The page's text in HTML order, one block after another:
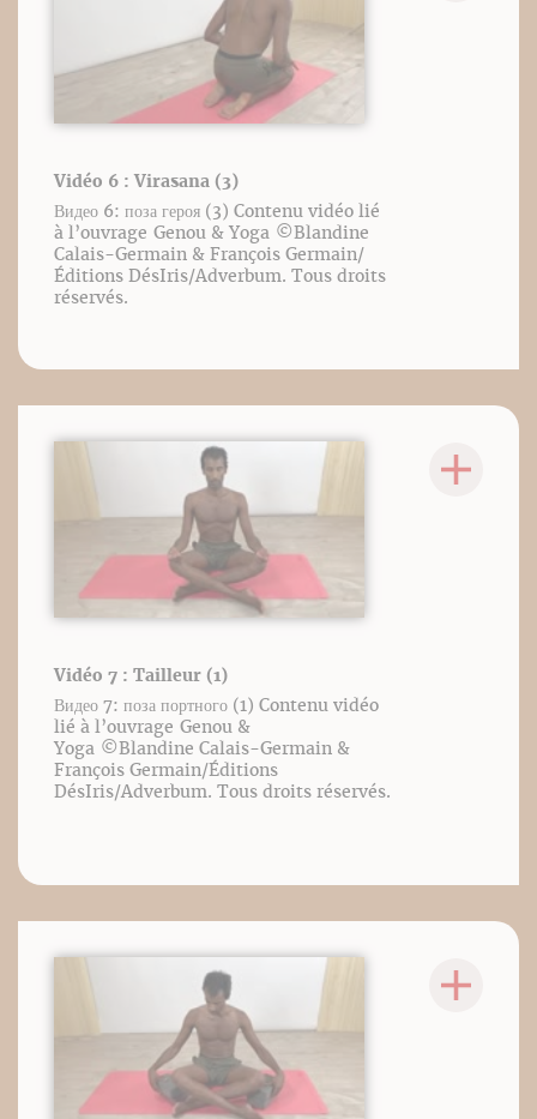
Vidéo 6 : Virasana (3)
Видео 6: поза героя (3) Contenu vidéo lié
à l’ouvrage Genou & Yoga ©️Blandine
Calais-Germain & François Germain/
Éditions DésIris/Adverbum. Tous droits
réservés.
Vidéo 7 : Tailleur (1)
Видео 7: поза портного (1) Contenu vidéo
lié à l’ouvrage Genou &
Yoga ©️Blandine Calais-Germain &
François Germain/Éditions
DésIris/Adverbum. Tous droits réservés.